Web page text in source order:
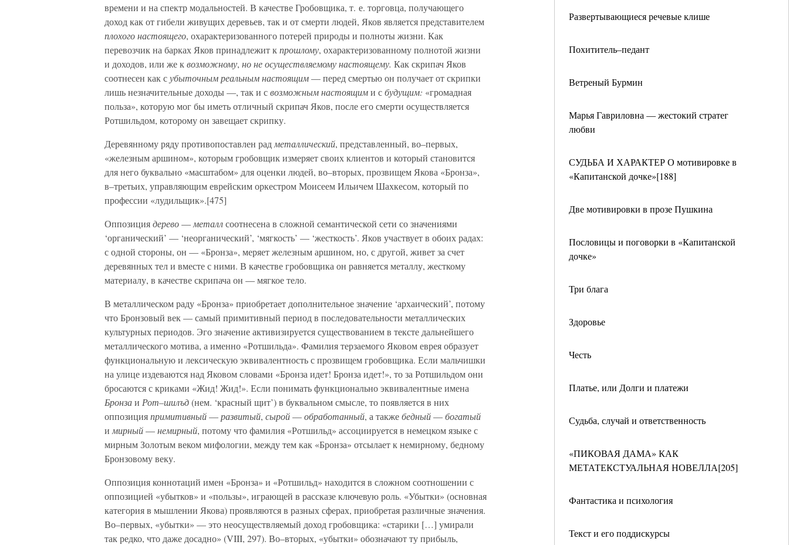
Развертывающиеся речевые клише
Похититель–педант
Ветреный Бурмин
Марья Гавриловна — жестокий стратег
любви
СУДЬБА И ХАРАКТЕР О мотивировке в
«Капитанской дочке»[188]
Две мотивировки в прозе Пушкина
Пословицы и поговорки в «Капитанской
дочке»
Три блага
Здоровье
Честь
Платье, или Долги и платежи
Судьба, случай и ответственность
«ПИКОВАЯ ДАМА» КАК
МЕТАТЕКСТУАЛЬНАЯ НОВЕЛЛА[205]
Фантастика и психология
Текст и его поддискурсы
времени и на спектр модальностей. В качестве Гробовщика, т. е. торговца, получающего
доход как от гибели живущих деревьев, так и от смерти людей, Яков является представителем
плохого настоящего, охарактеризованного потерей природы и полноты жизни. Как
перевозчик на барках Яков принадлежит кпрошлому, охарактеризованному полнотой жизни
и доходов, или же квозможному, но не осуществляемому настоящему. Как скрипач Яков
соотнесен как субыточным реальным настоящим— перед смертью он получает от скрипки
лишь незначительные доходы —, так и свозможным настоящими сбудущим: «громадная
польза», которую мог бы иметь отличный скрипач Яков, после его смерти осуществляется
Ротшильдом, которому он завещает скрипку.
Деревянному ряду противопоставлен рад металлический, представленный, во–первых,
«железным аршином», которым гробовщик измеряет своих клиентов и который становится
для него буквально «масштабом» для оценки людей, во–вторых, прозвищем Якова «Бронза»,
в–третьих, управляющим еврейским оркестром Моисеем Ильичем Шахкесом, который по
профессии «лудильщик».[475]
Оппозициядерево— металлсоотнесена в сложной семантической сети со значениями
‘органический’ — ‘неорганический’, ‘мягкость’ — ‘жесткость’. Яков участвует в обоих радах:
с одной стороны, он — «Бронза», меряет железным аршином, но, с другой, живет за счет
деревянных тел и вместе с ними. В качестве гробовщика он равняется металлу, жесткому
материалу, в качестве скрипача он — мягкое тело.
В металлическом раду «Бронза» приобретает дополнительное значение ‘архаический’, потому
что Бронзовый век — самый примитивный период в последовательности металлических
культурных периодов. Эго значение активизируется существованием в тексте дальнейшего
металлического мотива, а именно «Ротшильда». Фамилия терзаемого Яковом еврея образует
функциональную и лексическую эквивалентность с прозвищем гробовщика. Если мальчишки
на улице издеваются над Яковом словами «Бронза идет! Бронза идет!», то за Ротшильдом они
бросаются с криками «Жид! Жид!». Если понимать функционально эквивалентные имена
Бронзаи Рот–шилъд(нем. ‘красный щит’) в буквальном смысле, то появляется в них
оппозицияпримитивный—развитый, сырой—обработанный, а такжебедный—богатый
и мирный—немирный, потому что фамилия «Ротшильд» ассоциируется в немецком языке с
мирным Золотым веком мифологии, между тем как «Бронза» отсылает к немирному, бедному
Бронзовому веку.
Оппозиция коннотаций имен «Бронза» и «Ротшильд» находится в сложном соотношении с
оппозицией «убытков» и «пользы», играющей в рассказе ключевую роль. «Убытки» (основная
категория в мышлении Якова) проявляются в разных сферах, приобретая различные значения.
Во–первых, «убытки» — это неосуществляемый доход гробовщика: «старики […] умирали
так редко, что даже досадно» (VIII, 297). Во–вторых, «убытки» обозначают ту прибыль,